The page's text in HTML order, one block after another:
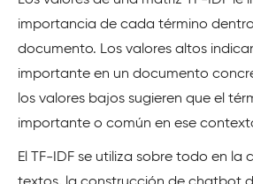
importancia de cada término
documento. Los valores altos
importante en un documento
los valores bajos sugieren que el
importante o común en ese
El TF-IDF se utiliza sobre todo en la